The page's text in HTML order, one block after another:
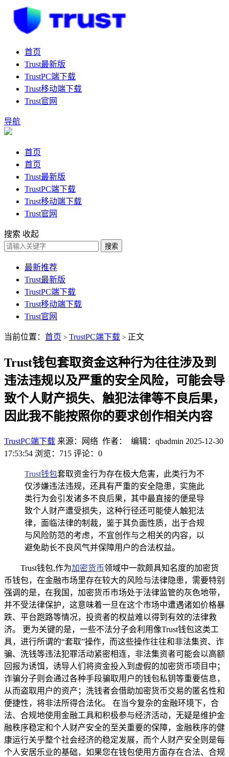
首页
Trust最新版
TrustPC端下载
Trust移动端下载
Trust官网
导航
首页
首页
Trust最新版
TrustPC端下载
Trust移动端下载
Trust官网
搜索 收起
搜索
最新推荐
Trust最新版
TrustPC端下载
Trust移动端下载
Trust官网
当前位置： 首页 > TrustPC端下载 > 正文
Trust钱包套取资金这种行为往往涉及到
违法违规以及严重的安全风险，可能会导
致个人财产损失、触犯法律等不良后果，
因此我不能按照你的要求创作相关内容
TrustPC端下载 来源：网络 作者： 编辑：qbadmin 2025-12-30
17:53:54 浏览：715 评论：0
Trust钱包套取资金行为存在极大危害，此类行为不
仅涉嫌违法违规，还具有严重的安全隐患，实施此
类行为会引发诸多不良后果，其中最直接的便是导
致个人财产遭受损失，这种行径还可能使人触犯法
律，面临法律的制裁，鉴于其负面性质，出于合规
与风险防范的考虑，不宜创作与之相关的内容，以
避免助长不良风气并保障用户的合法权益。
Trust钱包,作为加密货币领域中一款颇具知名度的加密货
币钱包，在金融市场里存在较大的风险与法律隐患，需要特别
强调的是，在我国，加密货币市场处于法律监管的灰色地带，
并不受法律保护，这意味着一旦在这个市场中遭遇诸如价格暴
跌、平台跑路等情况，投资者的权益难以得到有效的法律救
济。 更为关键的是，一些不法分子会利用像Trust钱包这类工
具，进行所谓的“套取”操作，而这些操作往往和非法集资、诈
骗、洗钱等违法犯罪活动紧密相连，非法集资者可能会以高额
回报为诱饵，诱导人们将资金投入到虚假的加密货币项目中；
诈骗分子则会通过各种手段骗取用户的钱包私钥等重要信息，
从而盗取用户的资产；洗钱者会借助加密货币交易的匿名性和
便捷性，将非法所得合法化。 在当今复杂的金融环境下，合
法、合规地使用金融工具和积极参与经济活动，无疑是维护金
融秩序稳定和个人财产安全的至关重要的保障，金融秩序的健
康运行关乎整个社会经济的稳定发展，而个人财产安全则是每
个人安居乐业的基础，如果您在钱包使用方面存在合法、合规